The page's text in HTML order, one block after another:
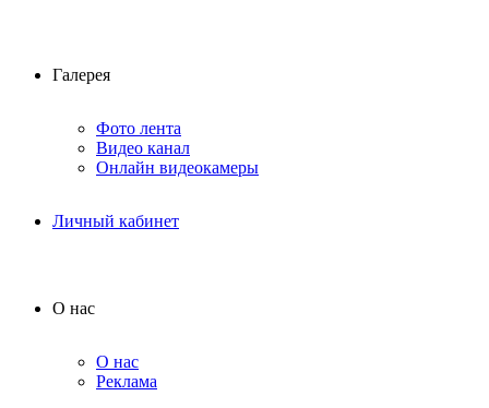
Галерея
Фото лента
Видео канал
Онлайн видеокамеры
Личный кабинет
О нас
О нас
Реклама